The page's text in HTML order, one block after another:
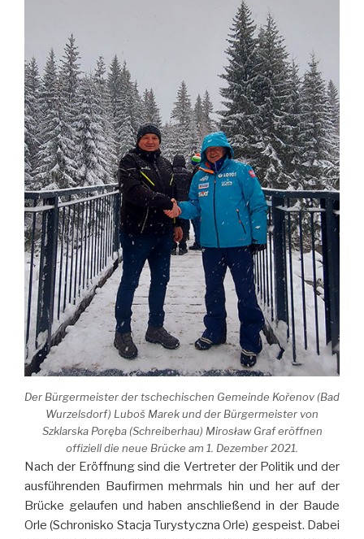
Der Bürgermeister der tschechischen Gemeinde Kořenov (Bad
Wurzelsdorf) Luboš Marek und der Bürgermeister von
Szklarska Poręba (Schreiberhau) Mirosław Graf eröffnen
offiziell die neue Brücke am 1. Dezember 2021.
Nach der Eröffnung sind die Vertreter der Politik und der
ausführenden Baufirmen mehrmals hin und her auf der
Brücke gelaufen und haben anschließend in der Baude
Orle (Schronisko Stacja Turystyczna Orle) gespeist. Dabei